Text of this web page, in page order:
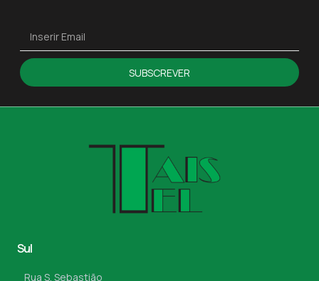
SUBSCREVER
Sul
Rua S. Sebastião